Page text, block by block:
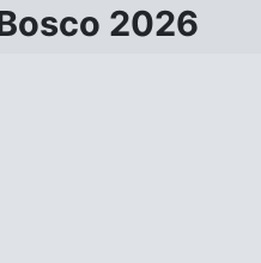
2026